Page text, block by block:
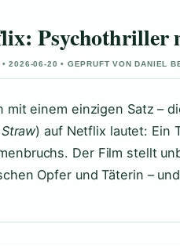
Psychothriller
2026-06-20 • GEPRUFT VON DANIEL
mit einem einzigen Satz –
Straw) auf Netflix lautet: Ein
Der Film stellt
Opfer und Täterin –